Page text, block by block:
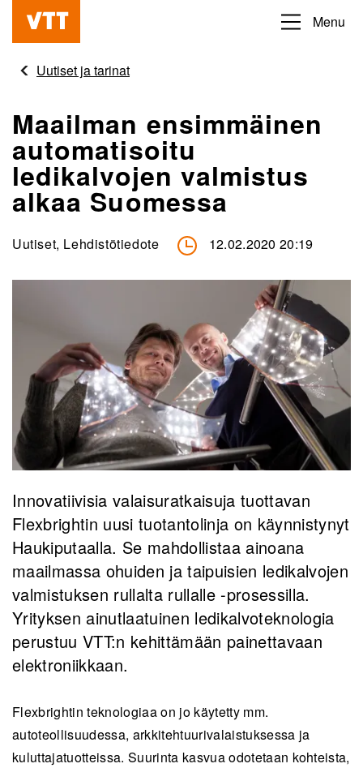
Hyppää
pääsisältöön
Beyond
obvious
Menu
Uutiset ja tarinat
Maailman ensimmäinen
automatisoitu
ledikalvojen valmistus
alkaa Suomessa
Uutiset, Lehdistötiedote 12.02.2020 20:19
​Innovatiivisia valaisuratkaisuja tuottavan
Flexbrightin uusi tuotantolinja on käynnistynyt
Haukiputaalla. Se mahdollistaa ainoana
maailmassa ohuiden ja taipuisien ledikalvojen
valmistuksen rullalta rullalle -prosessilla.
Yrityksen ainutlaatuinen ledikalvoteknologia
perustuu VTT:n kehittämään painettavaan
elektroniikkaan.
Flexbrightin teknologiaa on jo käytetty mm.
autoteollisuudessa, arkkitehtuurivalaistuksessa ja
kuluttajatuotteissa. Suurinta kasvua odotetaan kohteista,